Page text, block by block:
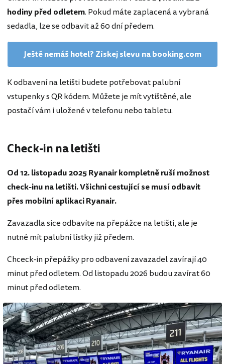
hodiny před odletem. Pokud máte zaplacená a vybraná
sedadla, lze se odbavit až 60 dní předem.
Ještě nemáš hotel? Získej slevu na booking.com
K odbavení na letišti budete potřebovat palubní
vstupenky s QR kódem. Můžete je mít vytištěné, ale
postačí vám i uložené v telefonu nebo tabletu.
Check-in na letišti
Od 12. listopadu 2025 Ryanair kompletně ruší možnost
check-inu na letišti. Všichni cestující se musí odbavit
přes mobilní aplikaci Ryanair.
Zavazadla sice odbavíte na přepážce na letišti, ale je
nutné mít palubní lístky již předem.
Chceck-in přepážky pro odbavení zavazadel zavírají 40
minut před odletem. Od listopadu 2026 budou zavírat 60
minut před odletem.